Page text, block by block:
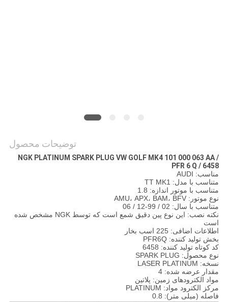
توضیحات محصول
NGK PLATINUM SPARK PLUG VW GOLF MK4 101 000 063 AA /
PFR 6 Q / 6458
مناسب: AUDI
متناسب با مدل: TT MK1
متناسب با موتور اندازه: 1.8
نوع موتور: AMU، APX، BAM، BFV
متناسب با سال: 02 / 99-12 / 06
نکته نصب: این نوع پین دقیق شمع است که توسط NGK مشخص شده
است
اطلاعات اضافی: 225 اسب بخار
بخش تولید کننده: PFR6Q
کد کوتاه تولید کننده: 6458
نوع محصول: SPARK PLUG
نسخه: LASER PLATINUM
مقدار عرضه شده: 4
مواد الکترودهای زمین: پلاتین
مرکز الکترود مواد: PLATINUM
فاصله (میلی متر): 0.8